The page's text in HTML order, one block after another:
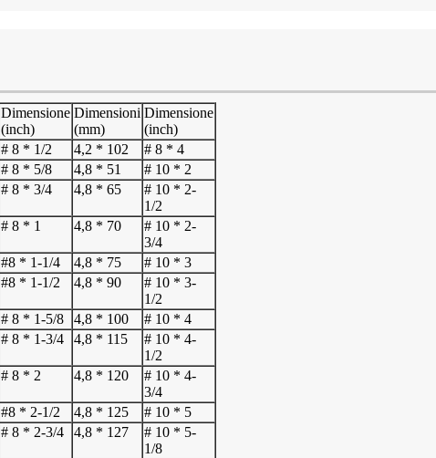
Dimensione
(inch)
Dimensioni
(mm)
Dimensione
(inch)
# 8 * 1/2 4,2 * 102
# 8 * 4
# 8 * 5/8 4,8 * 51
# 10 * 2
# 8 * 3/4 4,8 * 65
# 10 * 2-
1/2
# 8 * 1 4,8 * 70
# 10 * 2-
3/4
#8 * 1-1/4 4,8 * 75
# 10 * 3
#8 * 1-1/2 4,8 * 90
# 10 * 3-
1/2
# 8 * 1-5/8 4,8 * 100
# 10 * 4
# 8 * 1-3/4 4,8 * 115
# 10 * 4-
1/2
# 8 * 2 4,8 * 120
# 10 * 4-
3/4
#8 * 2-1/2 4,8 * 125
# 10 * 5
# 8 * 2-3/4 4,8 * 127
# 10 * 5-
1/8